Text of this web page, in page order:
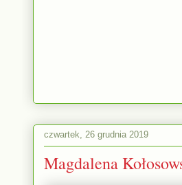
czwartek, 26 grudnia 2019
Magdalena